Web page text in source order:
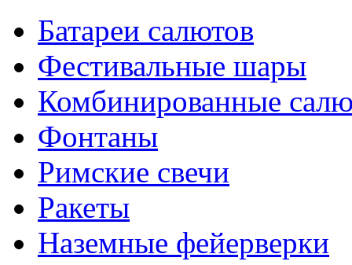
Батареи салютов
Фестивальные шары
Комбиниров­анные
Фонтаны
Римские свечи
Ракеты
Наземные фейерверки